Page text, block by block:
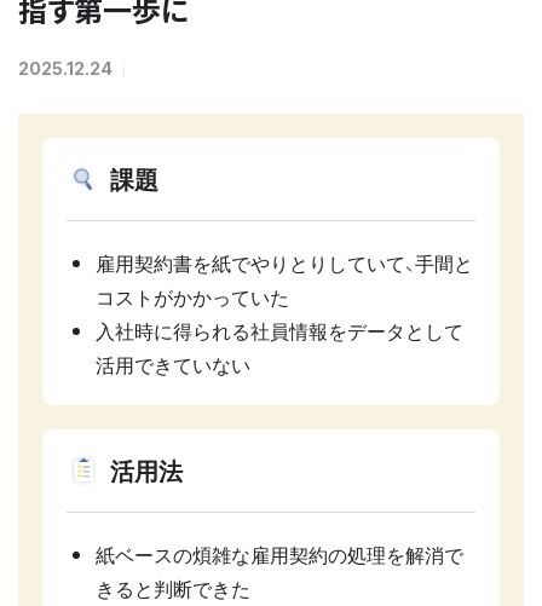
指す第一歩に
2025.12.24
課題
雇用契約書を紙でやりとりしていて、手間と
コストがかかっていた
入社時に得られる社員情報をデータとして
活用できていない
活用法
紙ベースの煩雑な雇用契約の処理を解消で
きると判断できた